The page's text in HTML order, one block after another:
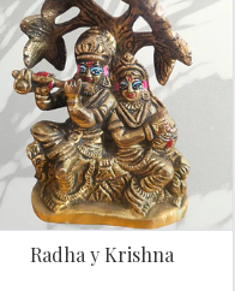
Radha y Krishna